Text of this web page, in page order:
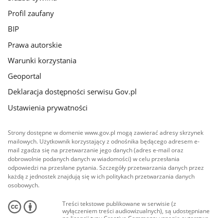
Profil zaufany
BIP
Prawa autorskie
Warunki korzystania
Geoportal
Deklaracja dostępności serwisu Gov.pl
Ustawienia prywatności
Strony dostępne w domenie www.gov.pl mogą zawierać adresy skrzynek
mailowych. Użytkownik korzystający z odnośnika będącego adresem e-
mail zgadza się na przetwarzanie jego danych (adres e-mail oraz
dobrowolnie podanych danych w wiadomości) w celu przesłania
odpowiedzi na przesłane pytania. Szczegóły przetwarzania danych przez
każdą z jednostek znajdują się w ich politykach przetwarzania danych
osobowych.
Treści tekstowe publikowane w serwisie (z
wyłączeniem treści audiowizualnych), są udostępniane